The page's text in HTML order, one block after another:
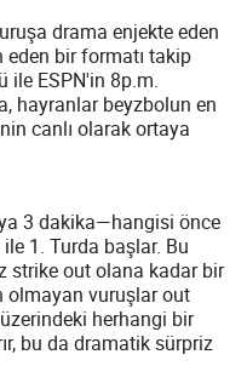
drama enjekte eden
eden bir formatı takip
ile ESPN'in 8p.m.
hayranlar beyzbolun en
canlı olarak ortaya
3 dakika—hangisi önce
1. Turda başlar. Bu
strike out olana kadar bir
vuruşlar out
herhangi bir
bu da dramatik sürpriz